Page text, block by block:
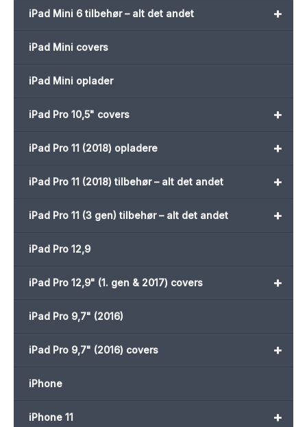
+
iPad Mini 6 tilbehør – alt det andet
iPad Mini covers
iPad Mini oplader
+
iPad Pro 10,5" covers
+
iPad Pro 11 (2018) opladere
+
iPad Pro 11 (2018) tilbehør – alt det andet
+
iPad Pro 11 (3 gen) tilbehør – alt det andet
iPad Pro 12,9
+
iPad Pro 12,9" (1. gen & 2017) covers
iPad Pro 9,7" (2016)
+
iPad Pro 9,7" (2016) covers
iPhone
+
iPhone 11